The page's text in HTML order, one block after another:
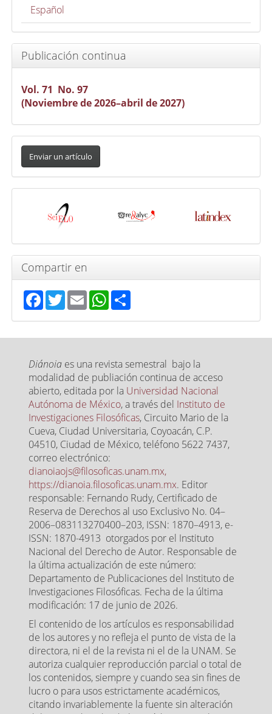
Español
Publicación continua
Vol. 71 No. 97
(Noviembre de 2026–abril de 2027)
Enviar
artículo
Enviar un artículo
Indexada
Compartir en
Facebook
TwitterEmailWhatsApp
Share
Diánoia es una revista semestral bajo la
modalidad de publiación continua de acceso
abierto, editada por la Universidad Nacional
Autónoma de México, a través del Instituto de
Investigaciones Filosóficas, Circuito Mario de la
Cueva, Ciudad Universitaria, Coyoacán, C.P.
04510, Ciudad de México, teléfono 5622 7437,
correo electrónico:
dianoiaojs@filosoficas.unam.mx,
https://dianoia.filosoficas.unam.mx. Editor
responsable: Fernando Rudy, Certificado de
Reserva de Derechos al uso Exclusivo No. 04–
2006–083113270400–203, ISSN: 1870–4913, e-
ISSN: 1870-4913 otorgados por el Instituto
Nacional del Derecho de Autor. Responsable de
la última actualización de este número:
Departamento de Publicaciones del Instituto de
Investigaciones Filosóficas. Fecha de la última
modificación: 17 de junio de 2026.
El contenido de los artículos es responsabilidad
de los autores y no refleja el punto de vista de la
directora, ni el de la revista ni el de la UNAM. Se
autoriza cualquier reproducción parcial o total de
los contenidos, siempre y cuando sea sin fines de
lucro o para usos estrictamente académicos,
citando invariablemente la fuente sin alteración